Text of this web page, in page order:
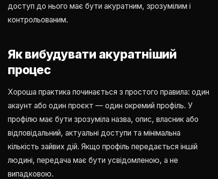
доступ до нього має бути акуратним, зрозумілим і
контрольованим.
Як вибудувати акуратніший
процес
Хороша практика починається з простого правила: один
акаунт або один проєкт — один окремий профіль. У
профілю має бути зрозуміла назва, опис, власник або
відповідальний, актуальні доступи та мінімальна
кількість зайвих дій. Якщо профіль передається іншій
людині, передача має бути усвідомленою, а не
випадковою.